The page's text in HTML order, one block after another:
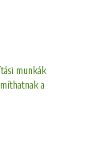
munkák
a